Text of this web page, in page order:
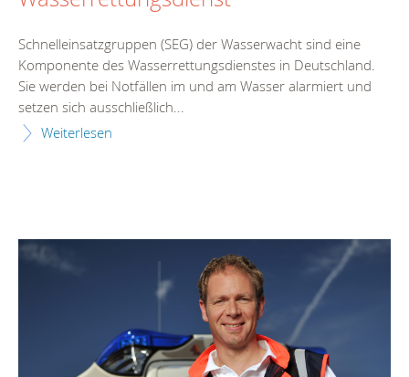
Schnelleinsatzgruppen (SEG) der Wasserwacht sind eine
Komponente des Wasserrettungsdienstes in Deutschland.
Sie werden bei Notfällen im und am Wasser alarmiert und
setzen sich ausschließlich...
Weiterlesen